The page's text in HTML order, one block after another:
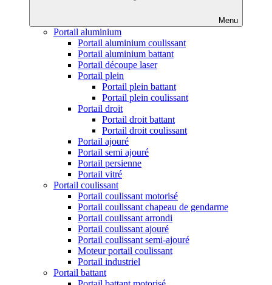
Menu
Portail aluminium
Portail aluminium coulissant
Portail aluminium battant
Portail découpe laser
Portail plein
Portail plein battant
Portail plein coulissant
Portail droit
Portail droit battant
Portail droit coulissant
Portail ajouré
Portail semi ajouré
Portail persienne
Portail vitré
Portail coulissant
Portail coulissant motorisé
Portail coulissant chapeau de gendarme
Portail coulissant arrondi
Portail coulissant ajouré
Portail coulissant semi-ajouré
Moteur portail coulissant
Portail industriel
Portail battant